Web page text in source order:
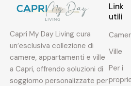
Capri My Day Living cura
un’esclusiva collezione di
camere, appartamenti e ville
a Capri, offrendo soluzioni di
soggiorno personalizzate per
Link
utili
Ville
Per i